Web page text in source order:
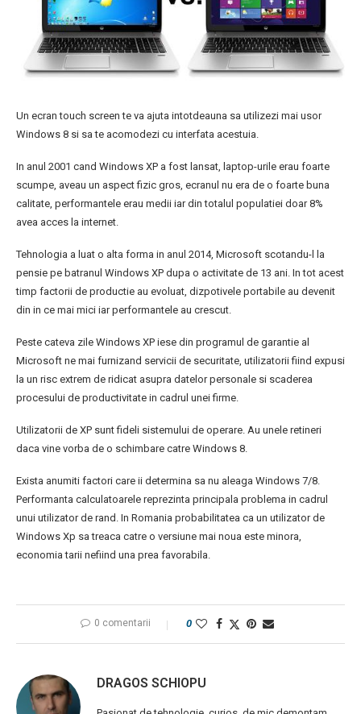
Un ecran touch screen te va ajuta intotdeauna sa utilizezi mai usor
Windows 8 si sa te acomodezi cu interfata acestuia.
In anul 2001 cand Windows XP a fost lansat, laptop-urile erau foarte
scumpe, aveau un aspect fizic gros, ecranul nu era de o foarte buna
calitate, performantele erau medii iar din totalul populatiei doar 8%
avea acces la internet.
Tehnologia a luat o alta forma in anul 2014, Microsoft scotandu-l la
pensie pe batranul Windows XP dupa o activitate de 13 ani. In tot acest
timp factorii de productie au evoluat, dizpotivele portabile au devenit
din in ce mai mici iar performantele au crescut.
Peste cateva zile Windows XP iese din programul de garantie al
Microsoft ne mai furnizand servicii de securitate, utilizatorii fiind expusi
la un risc extrem de ridicat asupra datelor personale si scaderea
procesului de productivitate in cadrul unei firme.
Utilizatorii de XP sunt fideli sistemului de operare. Au unele retineri
daca vine vorba de o schimbare catre Windows 8.
Exista anumiti factori care ii determina sa nu aleaga Windows 7/8.
Performanta calculatoarele reprezinta principala problema in cadrul
unui utilizator de rand. In Romania probabilitatea ca un utilizator de
Windows Xp sa treaca catre o versiune mai noua este minora,
economia tarii nefiind una prea favorabila.
0 comentarii 0
DRAGOS SCHIOPU